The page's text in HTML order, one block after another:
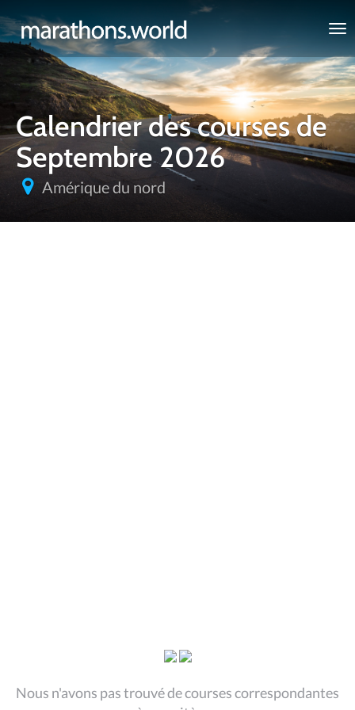
marathons.world
Calendrier des courses de
Septembre 2026
Amérique du nord
Nous n'avons pas trouvé de courses correspondantes